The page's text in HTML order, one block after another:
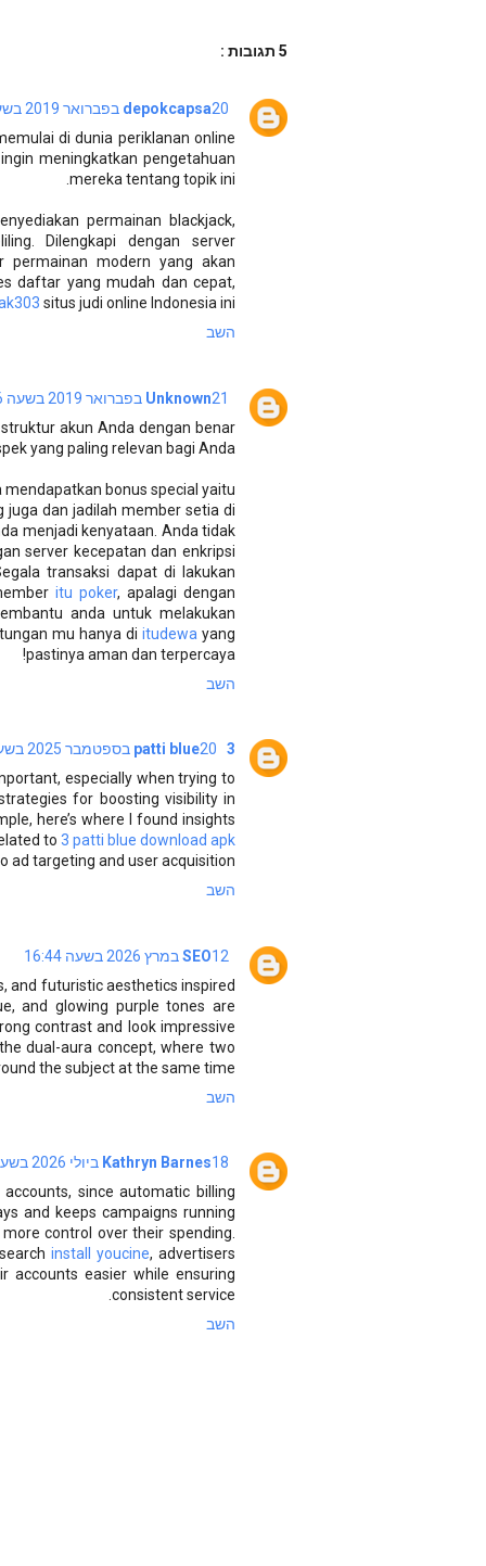
5 תגובות :
depokcapsa20 בפברואר 2019 בשעה 7:39
di dunia periklanan online
meningkatkan pengetahuan
mereka tentang topik ini.
permainan blackjack,
Dilengkapi dengan server
permainan modern yang akan
daftar yang mudah dan cepat,
situs judi online Indonesia ini.
השב
Unknown21 בפברואר 2019 בשעה 7:16
akun Anda dengan benar
yang paling relevan bagi Anda.
bonus special yaitu
juga dan jadilah member setia di
menjadi kenyataan. Anda tidak
server kecepatan dan enkripsi
transaksi dapat di lakukan
itu poker, apalagi dengan
anda untuk melakukan
mu hanya di itudewa yang
pastinya aman dan terpercaya!
השב
3 patti blue
20 בספטמבר 2025 בשעה 7:15
especially when trying to
for boosting visibility in
here’s where I found insights
to 3 patti blue download apk
ad targeting and user acquisition.
השב
SEO12 במרץ 2026 בשעה 16:44
and futuristic aesthetics inspired
and glowing purple tones are
contrast and look impressive
dual-aura concept, where two
the subject at the same time.
השב
Kathryn Barnes18 ביולי 2026 בשעה 19:58
since automatic billing
and keeps campaigns running
control over their spending.
install youcine, advertisers
accounts easier while ensuring
consistent service.
השב